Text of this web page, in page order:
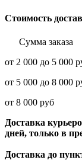
Стоимость
Сумма
от 2 000 до
от 5 000 до
от 8 000
Доставка
дней, только в
Доставка до